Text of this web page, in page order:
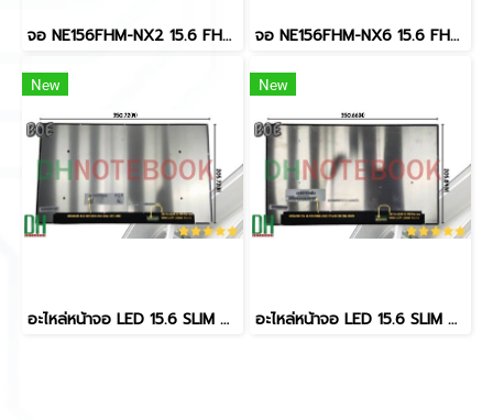
จอ NE156FHM-NX2 15.6 FHD IPS 144Hz 40pin อะไหล่ OEM คุณภาพสูง สำหรับโน๊ตบุ๊คเกมมิ่ง DH SKU LED15630-1(copy) จอ NE156FHM-NX6 15.6 FHD IPS 144Hz 40pin อะไหล่ OEM คุณภาพสูง สำหรับโน๊ตบุ๊คเกมมิ่ง DH SKU LED15630-1
New
อะไหล่หน้าจอ LED 15.6 SLIM 40 PIN Narrow, Width: 0.79" (20mm) พินตรง NE156QUM-N69 UHD 3840×2160 60Hz 100% sRGB
New
อะไหล่หน้าจอ LED 15.6 SLIM 40 PIN Narrow, Width: 0.79" (20mm) พินตรง NV156FHM-T0J V8.0